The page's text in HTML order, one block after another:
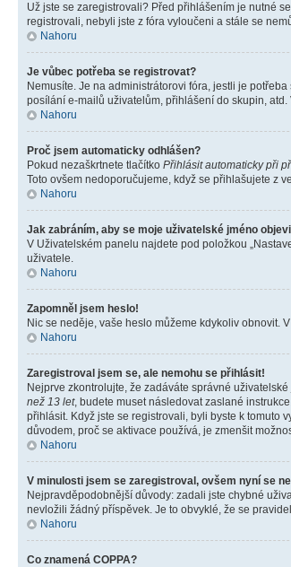
Už jste se zaregistrovali? Před přihlášením je nutné
registrovali, nebyli jste z fóra vyloučeni a stále se
Nahoru
Je vůbec potřeba se registrovat?
Nemusíte. Je na administrátorovi fóra, jestli je
posílání e-mailů uživatelům, přihlášení do skupin,
Nahoru
Proč jsem automaticky odhlášen?
Pokud nezaškrtnete tlačítko Přihlásit automaticky při
Toto ovšem nedoporučujeme, když se přihlašujete z
Nahoru
Jak zabráním, aby se moje uživatelské jméno
V Uživatelském panelu najdete pod položkou
uživatele.
Nahoru
Zapomněl jsem heslo!
Nic se neděje, vaše heslo můžeme kdykoliv obnovit.
Nahoru
Zaregistroval jsem se, ale nemohu se přihlásit!
Nejprve zkontrolujte, že zadáváte správné
než 13 let, budete muset následovat zaslané
přihlásit. Když jste se registrovali, byli byste k tomuto
důvodem, proč se aktivace používá, je zmenšit
Nahoru
V minulosti jsem se zaregistroval, ovšem nyní se
Nejpravděpodobnější důvody: zadali jste chybné
nevložili žádný příspěvek. Je to obvyklé, že se
Nahoru
Co znamená COPPA?